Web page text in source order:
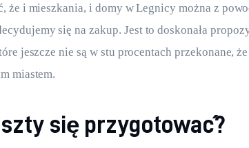
że i mieszkania, i domy w Legnicy można z
się na zakup. Jest to doskonała
jeszcze nie są w stu procentach przekonane,
miastem.
się przygotować?